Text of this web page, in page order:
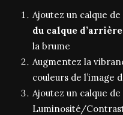
Ajoutez un calque
du calque
la brume
Augmentez la
couleurs de l’image
Ajoutez un calque
Luminosité/